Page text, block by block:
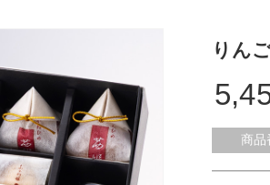
りん
商品